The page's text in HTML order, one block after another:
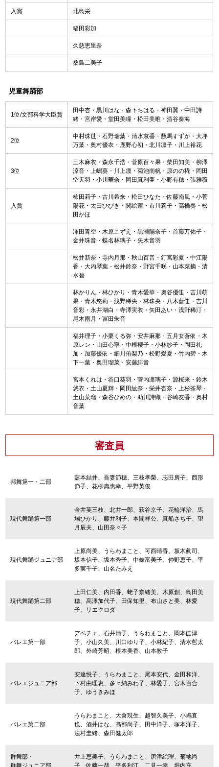
入賞 北島栄
幅田彩加
久慈恵里奈
桑島二美子
児童舞踊部
1位/文部科学大臣賞
田中杏・黒川はな・森下ちはる・神田翼・中田詩
緒・宮岸愛・堂田美瞳・松田美唯・酒谷奏海
2位
中村珠世・石野瑞葉・清水京香・数馬すずか・大坪
万葉・奥村優衣・鹿野心初・北川凛子・川上裕花
3位
三木麻衣・森永千浩・菅原百々果・柴田知美・柳澤
涼音・上嶋葵・川上凛・菊池南帆・原のの椛・岡田
空天羽・小川華奈・岡田真利亜・小野有穂・張雅薇
入賞
柿田莉子・古川希来・松田ひなた・佐藤南風・小菅
陽花・太田ひびき・関絵蓮・市川莉子・高橋奏・松
田かほ
澤田青空・木原こずえ・黒瀬陽奈子・首藤万佑子・
金井珠音・蝶名林璃子・矢木音羽
松井新奈・寺内月那・秋山百音・釘宮彩夏・中江陽
香・大内琴葉・松井鈴奈・野宮千咲・山本菜摘・清
水碧
林かりん・林ひかり・青木愛華・奥谷優佳・吉川萌
果・青木悠莉・浅野稀央・林珠央・八木藍佳・吉川
音彩・永井湖白・寺澤実衣・矢田あい・浅野稀汀・
尾木雨月・冨田朱音
福井理子・小栗くる弥・安井麻那・五月女蒼依・木
原レン・山田心寧・中根櫻子・小林紗子・岡田礼
加・加藤優依・細川侑梨乃・松野愛夏・竹内碧・木
下一葉・奥田瑠菜・安藤緋音
宮本くれは・谷口葵羽・菅内凛璃子・源桜来・鈴木
悠衣・土山夏輝・岡田紘奈・栄井杏奈・上杉茶琴・
土山菜瑠・森谷ひめの・助川詩織・谷崎友香・奥村
音葉
審査員
邦舞第一・二部
藍本結井、吾妻節穂、三枝孝榮、志田房子、西形
節子、花柳壽惠幸、平野英俊
現代舞踊第一部
金井芙三枝、北井一郎、萩谷京子、花輪洋治、馬
場ひかり、藤井利子、本間祥公、真船さち子、望
月辰夫、山田奈々子
現代舞踊ジュニア部
上原尚美、うらわまこと、可西晴香、坂木眞司、
坂本信子、坂本秀子、中條富美子、仲野恵子、平
多実千子、山名たみえ
現代舞踊第二部
上田仁美、内田香、蛯子奈緒美、木原創、島田美
穂、髙澤加代子、田保知里、布山さと美、林愛
子、リエクロダ
バレエ第一部
アベチエ、石井清子、うらわまこと、岡本佳津
子、小山久美、川口ゆり子、小林紀子、清水哲太
郎、外崎芳昭、根本美香、山本教子
バレエジュニア部
安達悦子、うらわまこと、尾本安代、金田和洋、
下村由理恵、多々納みわ子、林愛子、宮木百合
子、ゆうきみほ
バレエ第二部
うらわまこと、大倉現生、越智久美子、小嶋直
也、酒井はな、髙部尚子、田中洋子、塚本洋子、
法村圭緒、森田健太郎
群舞部・
井上恵美子、うらわまこと、唐津絵理、菊地尚